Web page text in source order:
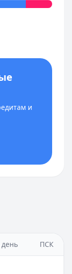
и
день ПСК